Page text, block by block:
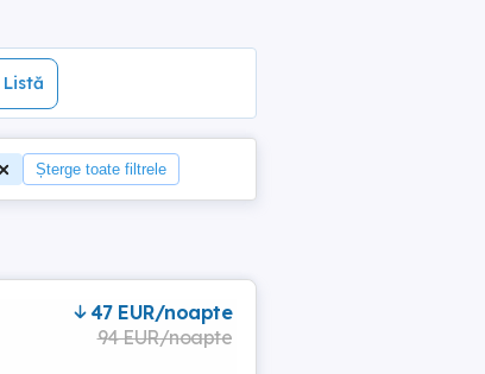
Listă
Șterge toate filtrele
47 EUR/noapte
94 EUR/noapte